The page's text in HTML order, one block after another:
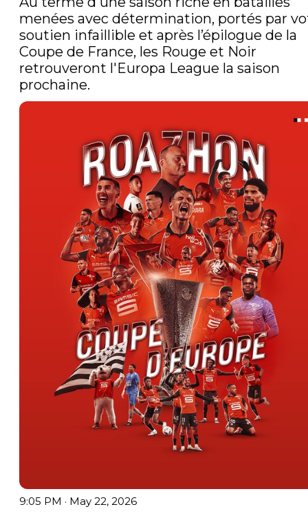
menées avec détermination, portés par
soutien infaillible et après l’épilogue de la
Coupe de France, les Rouge et Noir
retrouveront l'Europa League la saison
prochaine.
9:05 PM · May 22, 2026